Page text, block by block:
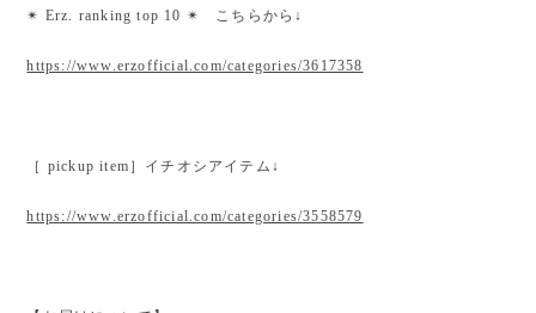
✴︎ Erz. ranking top 10 ✴︎ こちらから↓
https://www.erzofficial.com/categories/3617358
［ pickup item］イチオシアイテム↓
https://www.erzofficial.com/categories/3558579